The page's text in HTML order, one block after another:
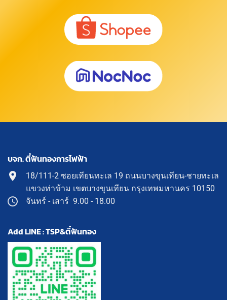
บจก. ตี๋ฟันทองการไฟฟ้า
18/111-2 ซอยเทียนทะเล 19 ถนนบางขุนเทียน-ชายทะเล
แขวงท่าข้าม เขตบางขุนเทียน กรุงเทพมหานคร 10150
จันทร์ - เสาร์ 9.00 - 18.00
Add LINE : TSP&ตี๋ฟันทอง